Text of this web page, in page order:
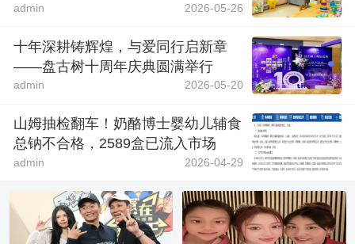
admin 2026-05-26
十年深耕铸辉煌，与爱同行启新章
——盘古树十周年庆典圆满举行
admin 2026-05-20
山姆抽检翻车！奶酪博士婴幼儿辅食
总钠不合格，2589盒已流入市场
admin 2026-04-29